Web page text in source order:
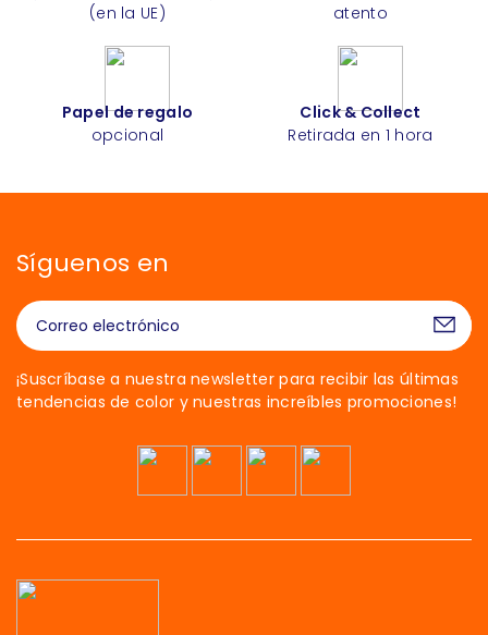
(en la UE)
atento
Papel de regalo
opcional
Click & Collect
Retirada en 1 hora
Síguenos en
¡Suscríbase a nuestra newsletter para recibir las últimas
tendencias de color y nuestras increíbles promociones!